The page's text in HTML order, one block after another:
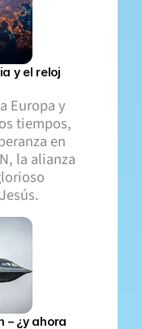
y el reloj
Europa y
tiempos,
en
la alianza
– ¿y ahora